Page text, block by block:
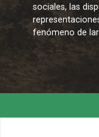
sociales, las
fenómeno de